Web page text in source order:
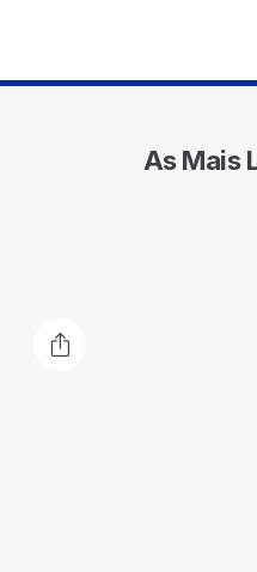
As Mais